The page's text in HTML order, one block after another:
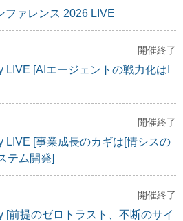
ファレンス 2026 LIVE
開催終了
LIVE [AIエージェントの戦力化はI
開催終了
LIVE [事業成長のカギは[情シスの
テム開発]
開催終了
[前提のゼロトラスト、不断のサイ